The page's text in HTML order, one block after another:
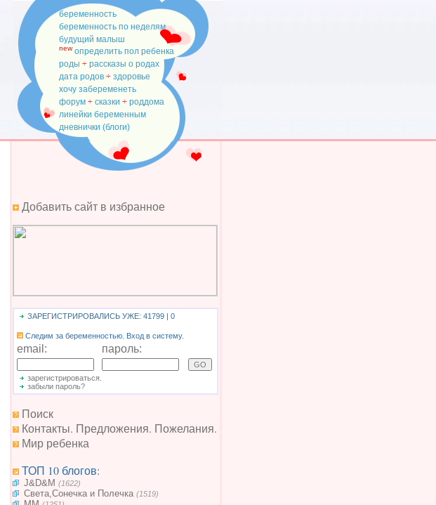
беременность
беременность по неделям
будущий малыш
new определить пол ребенка
роды ÷ рассказы о родах
дата родов ÷ здоровье
хочу забеременеть
форум ÷ сказки ÷ роддома
линейки беременным
дневнички (блоги)
Добавить сайт в избранное
ЗАРЕГИСТРИРОВАЛИСЬ УЖЕ: 41799 | 0
Следим за беременностью. Вход в систему.
email: пароль:
зарегистрироваться.
забыли пароль?
Поиск
Контакты. Предложения. Пожелания.
Мир ребенка
ТОП 10 блогов:
J&D&M (1622)
Света,Сонечка и Полечка (1519)